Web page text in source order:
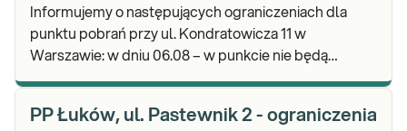
Informujemy o następujących ograniczeniach dla
punktu pobrań przy ul. Kondratowicza 11 w
Warszawie: w dniu 06.08 – w punkcie nie będą
PP Łuków, ul. Pastewnik 2 - ograniczenia